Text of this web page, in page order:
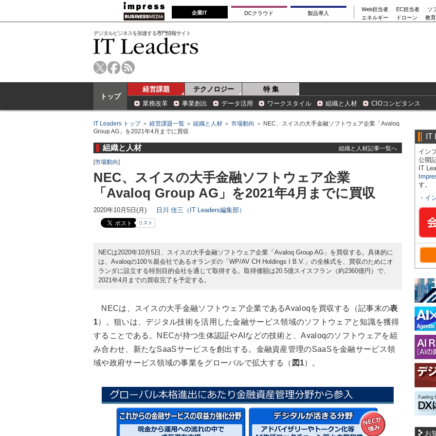
企業IT DCクラウド 製品導入
Web担当者 EC担当者
ソ
エネルギー
ドローン 教
デジタルビジネスを加速する専門情報サイト
トップ
経営課題 テクノロジー 特 集
業務改革 事業創出 データ活用 ワークスタイル 組織と人材 CIOコンピタンス
IT Leaders トップ＞ 経営課題一覧 ＞ 組織と人材 ＞ 市場動向 ＞ NEC、スイスの大手金融ソフトウェア企業「Avaloq
Group AG」を2021年4月までに買収
組織と人材
組織と人材記事一覧へ
[市場動向]
NEC、スイスの大手金融ソフトウェア企業
「Avaloq Group AG」を2021年4月までに買収
2020年10月5日(月) 日川 佳三（IT Leaders編集部）
リスト
NECは2020年10月5日、スイスの大手金融ソフトウェア企業「Avaloq Group AG」を買収する。具体的に
は、Avaloqの100％親会社であるオランダの「WP/AV CH Holdings I B.V.」の全株式を、買収のためにオ
ランダに設立する特別目的会社を通じて取得する。取得価額は20.5億スイスフラン（約2360億円）で、
2021年4月までの買収完了を予定する。
NECは、スイスの大手金融ソフトウェア企業であるAvaloqを買収する（記事末の表
1）。狙いは、デジタル技術を活用した金融サービス領域のソフトウェアと知識を獲得
することである。NECが持つ生体認証やAIなどの技術と、Avaloqのソフトウェアを組
み合わせ、新たなSaaSサービスを創出する。金融資産管理のSaaSを金融サービス領
域や政府サービス領域の事業をグローバルで拡大する（ 図1）。
IT
イン
公開
IT
す。
・ イ
お